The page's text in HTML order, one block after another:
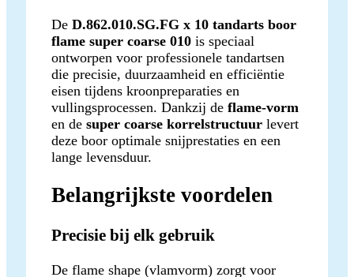
De D.862.010.SG.FG x 10 tandarts boor
flame super coarse 010 is speciaal
ontworpen voor professionele tandartsen
die precisie, duurzaamheid en efficiëntie
eisen tijdens kroonpreparaties en
vullingsprocessen. Dankzij de flame-vorm
en de super coarse korrelstructuur levert
deze boor optimale snijprestaties en een
lange levensduur.
Belangrijkste voordelen
Precisie bij elk gebruik
De flame shape (vlamvorm) zorgt voor